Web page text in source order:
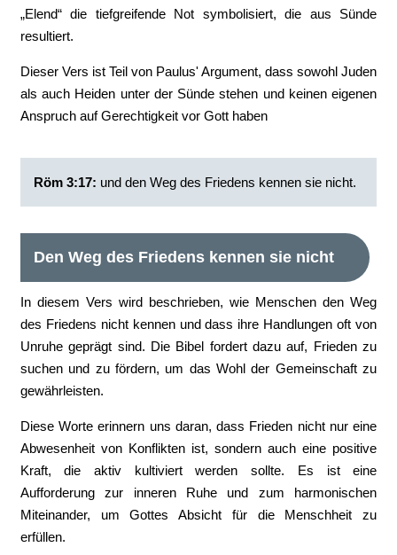
„Elend“ die tiefgreifende Not symbolisiert, die aus Sünde
resultiert.
Dieser Vers ist Teil von Paulus' Argument, dass sowohl Juden
als auch Heiden unter der Sünde stehen und keinen eigenen
Anspruch auf Gerechtigkeit vor Gott haben
Röm 3:17: und den Weg des Friedens kennen sie nicht.
Den Weg des Friedens kennen sie nicht
In diesem Vers wird beschrieben, wie Menschen den Weg
des Friedens nicht kennen und dass ihre Handlungen oft von
Unruhe geprägt sind. Die Bibel fordert dazu auf, Frieden zu
suchen und zu fördern, um das Wohl der Gemeinschaft zu
gewährleisten.
Diese Worte erinnern uns daran, dass Frieden nicht nur eine
Abwesenheit von Konflikten ist, sondern auch eine positive
Kraft, die aktiv kultiviert werden sollte. Es ist eine
Aufforderung zur inneren Ruhe und zum harmonischen
Miteinander, um Gottes Absicht für die Menschheit zu
erfüllen.